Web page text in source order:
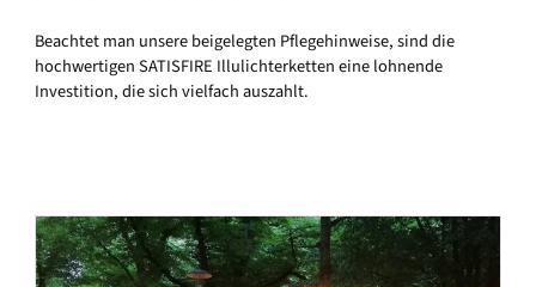
Beachtet man unsere beigelegten Pflegehinweise, sind die
hochwertigen SATISFIRE Illulichterketten eine lohnende
Investition, die sich vielfach auszahlt.